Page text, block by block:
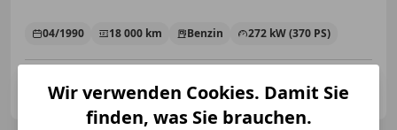
04/1990 18 000 km Benzin 272 kW (370 PS)
AT-4911 Tumeltsham
Wir verwenden Cookies. Damit Sie
finden, was Sie brauchen.